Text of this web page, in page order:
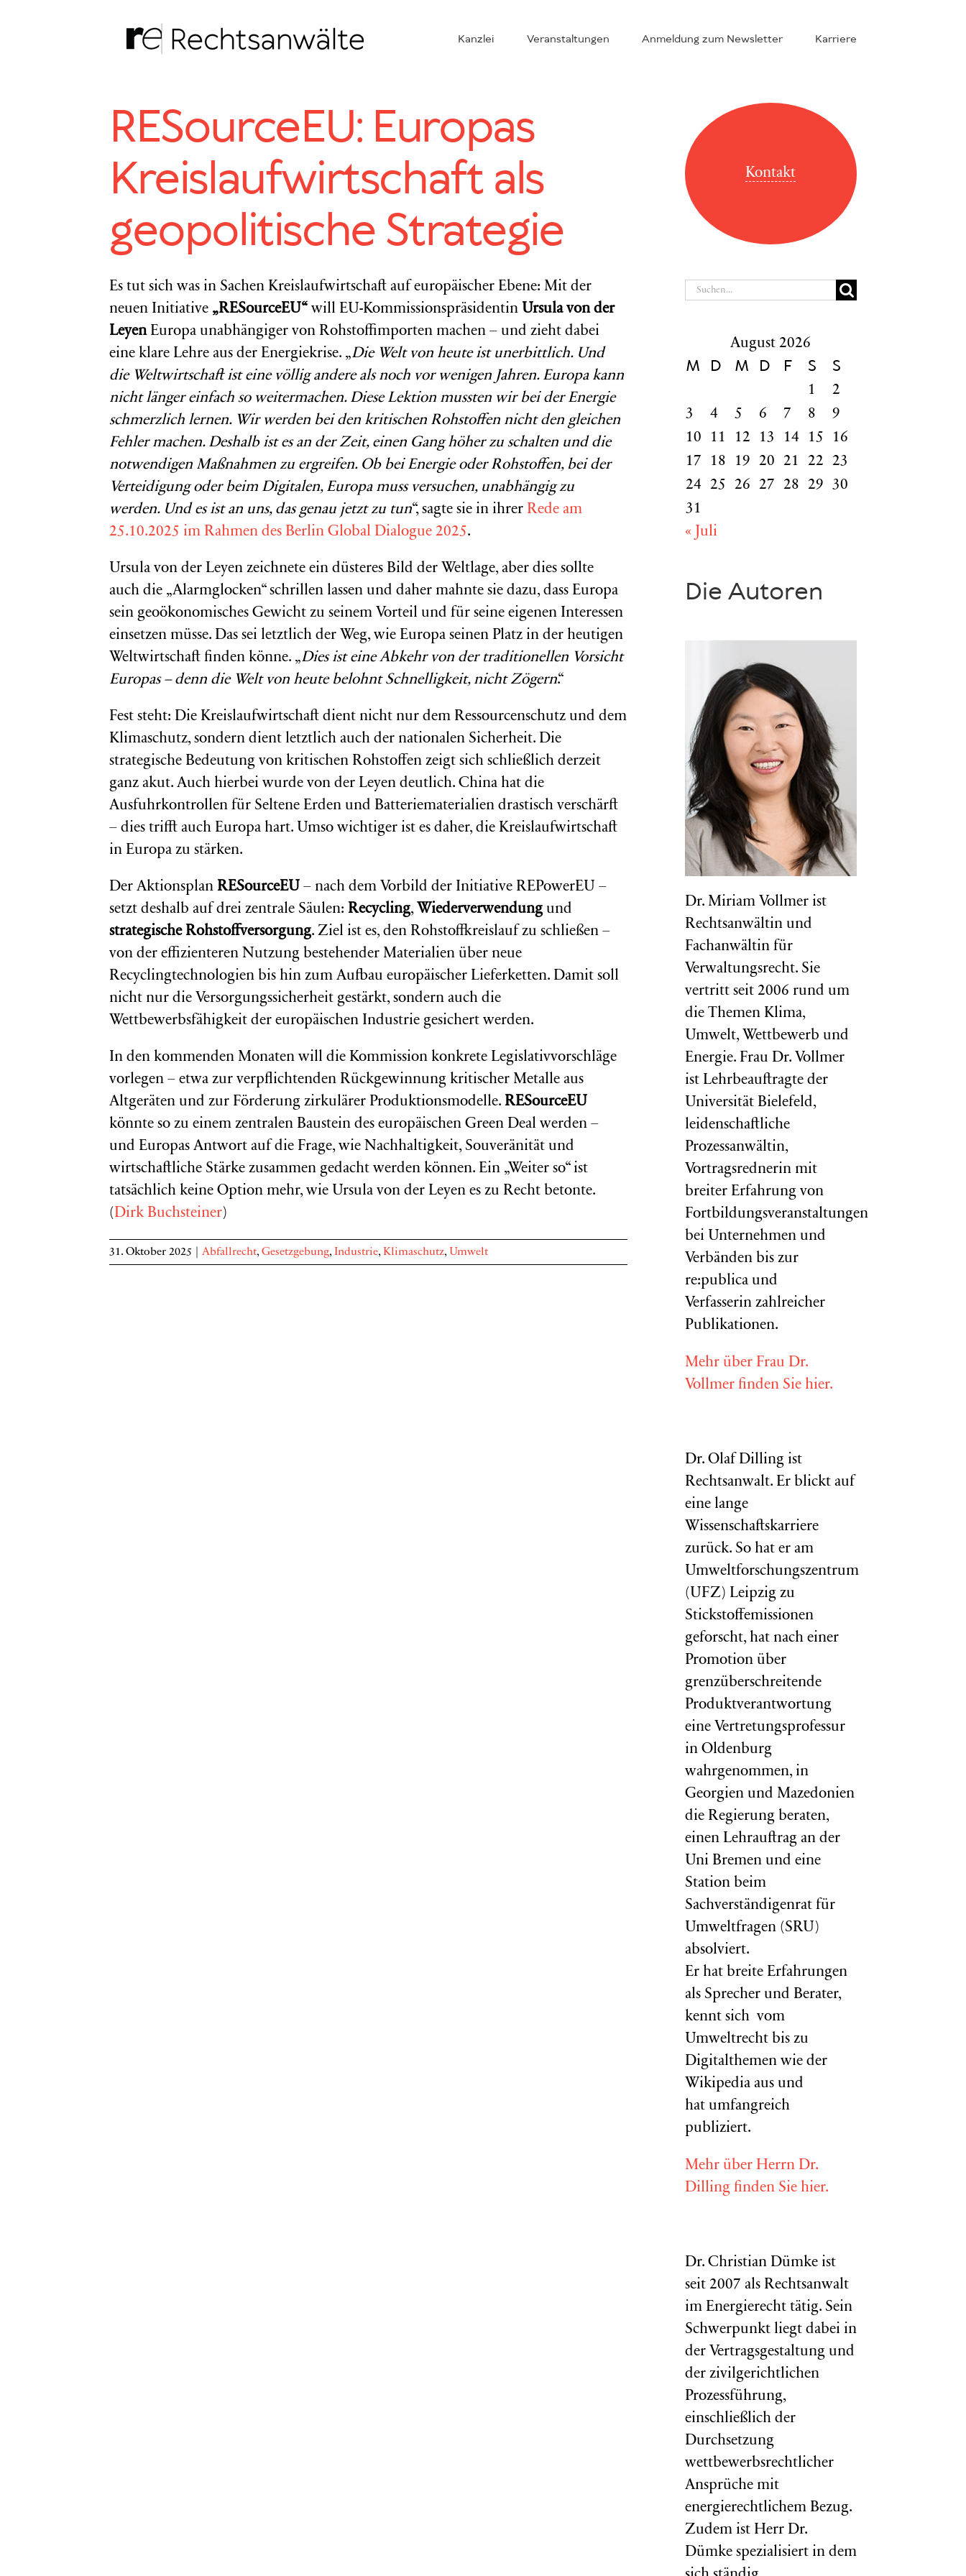
Kanzlei Veranstaltungen Anmeldung zum Newsletter Karriere
RESourceEU: Europas
Kreislaufwirtschaft als
geopolitische Strategie
Es tut sich was in Sachen Kreislaufwirtschaft auf europäischer Ebene: Mit der
neuen Initiative „RESourceEU“ will EU-Kommissionspräsidentin Ursula von der
LeyenEuropa unabhängiger von Rohstoffimporten machen – und zieht dabei
eine klare Lehre aus der Energiekrise. „Die Welt von heute ist unerbittlich. Und
die Weltwirtschaft ist eine völlig andere als noch vor wenigen Jahren. Europa kann
nicht länger einfach so weitermachen. Diese Lektion mussten wir bei der Energie
schmerzlich lernen. Wir werden bei den kritischen Rohstoffen nicht den gleichen
Fehler machen. Deshalb ist es an der Zeit, einen Gang höher zu schalten und die
notwendigen Maßnahmen zu ergreifen. Ob bei Energie oder Rohstoffen, bei der
Verteidigung oder beim Digitalen, Europa muss versuchen, unabhängig zu
werden. Und es ist an uns, das genau jetzt zu tun“, sagte sie in ihrer Rede am
25.10.2025 im Rahmen des Berlin Global Dialogue 2025.
Ursula von der Leyen zeichnete ein düsteres Bild der Weltlage, aber dies sollte
auch die „Alarmglocken“ schrillen lassen und daher mahnte sie dazu, dass Europa
sein geoökonomisches Gewicht zu seinem Vorteil und für seine eigenen Interessen
einsetzen müsse. Das sei letztlich der Weg, wie Europa seinen Platz in der heutigen
Weltwirtschaft finden könne. „Dies ist eine Abkehr von der traditionellen Vorsicht
Europas – denn die Welt von heute belohnt Schnelligkeit, nicht Zögern.“
Fest steht: Die Kreislaufwirtschaft dient nicht nur dem Ressourcenschutz und dem
Klimaschutz, sondern dient letztlich auch der nationalen Sicherheit. Die
strategische Bedeutung von kritischen Rohstoffen zeigt sich schließlich derzeit
ganz akut. Auch hierbei wurde von der Leyen deutlich. China hat die
Ausfuhrkontrollen für Seltene Erden und Batteriematerialien drastisch verschärft
– dies trifft auch Europa hart. Umso wichtiger ist es daher, die Kreislaufwirtschaft
in Europa zu stärken.
Der Aktionsplan RESourceEU – nach dem Vorbild der Initiative REPowerEU –
setzt deshalb auf drei zentrale Säulen: Recycling, Wiederverwendung und
strategische Rohstoffversorgung. Ziel ist es, den Rohstoffkreislauf zu schließen –
von der effizienteren Nutzung bestehender Materialien über neue
Recyclingtechnologien bis hin zum Aufbau europäischer Lieferketten. Damit soll
nicht nur die Versorgungssicherheit gestärkt, sondern auch die
Wettbewerbsfähigkeit der europäischen Industrie gesichert werden.
In den kommenden Monaten will die Kommission konkrete Legislativvorschläge
vorlegen – etwa zur verpflichtenden Rückgewinnung kritischer Metalle aus
Altgeräten und zur Förderung zirkulärer Produktionsmodelle. RESourceEU
könnte so zu einem zentralen Baustein des europäischen Green Deal werden –
und Europas Antwort auf die Frage, wie Nachhaltigkeit, Souveränität und
wirtschaftliche Stärke zusammen gedacht werden können. Ein „Weiter so“ ist
tatsächlich keine Option mehr, wie Ursula von der Leyen es zu Recht betonte.
(Dirk Buchsteiner)
31. Oktober 2025 Abfallrecht, Gesetzgebung, Industrie, Klimaschutz, Umwelt
Kontakt
Suche
August 2026
M D M D F S S
1
2
3
4 5 6 7 8
9
10
11 12 13 14 15
16
17
18 19 20 21 22
23
24
25 26 27 28 29
30
31
« Juli
Die Autoren
Dr. Miriam Vollmer ist
Rechtsanwältin und
Fachanwältin für
Verwaltungsrecht. Sie
vertritt seit 2006 rund um
die Themen Klima,
Umwelt, Wettbewerb und
Energie. Frau Dr. Vollmer
ist Lehrbeauftragte der
Universität Bielefeld,
leidenschaftliche
Prozessanwältin,
Vortragsrednerin mit
breiter Erfahrung von
Fortbildungsveranstaltungen
bei Unternehmen und
Verbänden bis zur
re:publica und
Verfasserin zahlreicher
Publikationen.
Mehr über Frau Dr.
Vollmer finden Sie hier.
Dr. Olaf Dilling ist
Rechtsanwalt. Er blickt auf
eine lange
Wissenschaftskarriere
zurück. So hat er am
Umweltforschungszentrum
(UFZ) Leipzig zu
Stickstoffemissionen
geforscht, hat nach einer
Promotion über
grenzüberschreitende
Produktverantwortung
eine Vertretungsprofessur
in Oldenburg
wahrgenommen, in
Georgien und Mazedonien
die Regierung beraten,
einen Lehrauftrag an der
Uni Bremen und eine
Station beim
Sachverständigenrat für
Umweltfragen (SRU )
absolviert.
Er hat breite Erfahrungen
als Sprecher und Berater,
kennt sich vom
Umweltrecht bis zu
Digitalthemen wie der
Wikipedia aus und
hat umfangreich
publiziert.
Mehr über Herrn Dr.
Dilling finden Sie hier.
Dr. Christian Dümke ist
seit 2007 als Rechtsanwalt
im Energierecht tätig. Sein
Schwerpunkt liegt dabei in
der Vertragsgestaltung und
der zivilgerichtlichen
Prozessführung,
einschließlich der
Durchsetzung
wettbewerbsrechtlicher
Ansprüche mit
energierechtlichem Bezug.
Zudem ist Herr Dr.
Dümke spezialisiert in dem